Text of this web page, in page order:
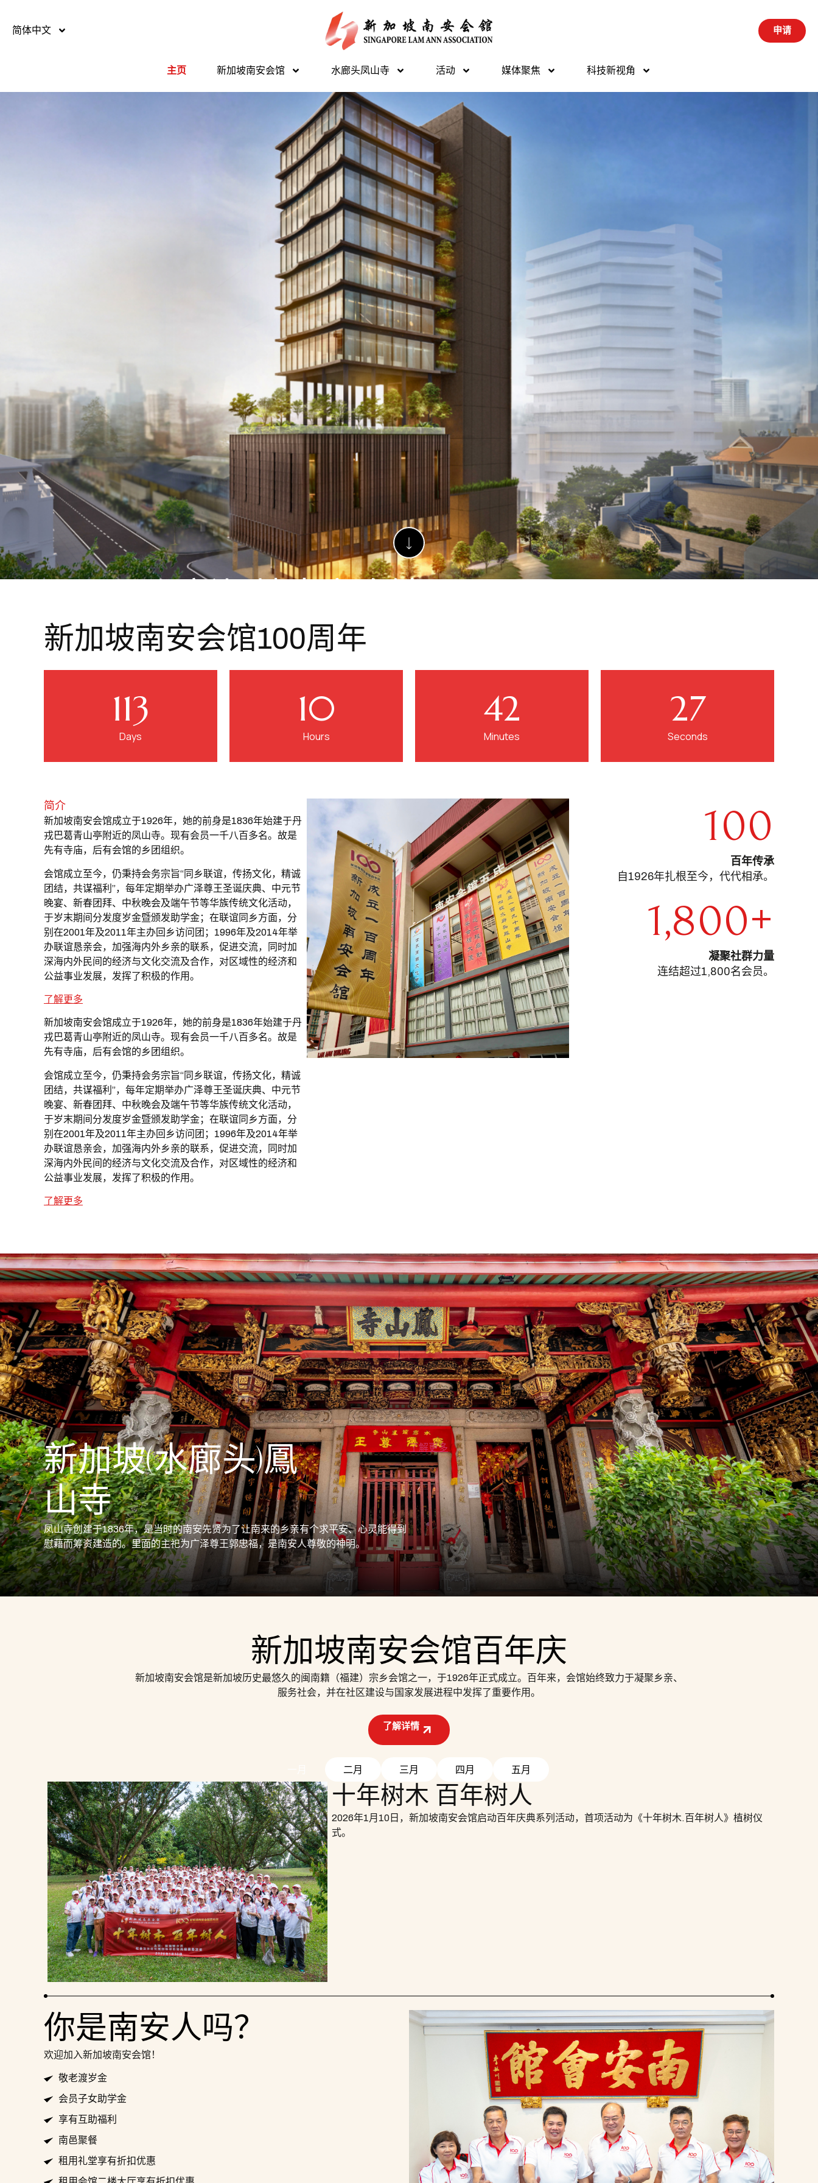
简体中文 申请
主页 新加坡南安会馆 水廊头凤山寺 活动 媒体聚焦 科技新视角
创立于1926年，南安会馆最初作为南安乡亲联谊聚会的场所，随后逐步发展成为传承文化、促进经济合作及推动社区发展的重
要平台。
新加坡南安会馆100周年
113
Days
10
Hours
42
Minutes
25
Seconds
简介
新加坡南安会馆成立于1926年，她的前身是1836年始建于丹
戎巴葛青山亭附近的凤山寺。现有会员一千八百多名。故是
先有寺庙，后有会馆的乡团组织。
会馆成立至今，仍秉持会务宗旨“同乡联谊，传扬文化，精诚
团结，共谋福利”，每年定期举办广泽尊王圣诞庆典、中元节
晚宴、新春团拜、中秋晚会及端午节等华族传统文化活动，
于岁末期间分发度岁金暨颁发助学金；在联谊同乡方面，分
别在2001年及2011年主办回乡访问团；1996年及2014年举
办联谊恳亲会，加强海内外乡亲的联系，促进交流，同时加
深海内外民间的经济与文化交流及合作，对区域性的经济和
公益事业发展，发挥了积极的作用。
了解更多
新加坡南安会馆成立于1926年，她的前身是1836年始建于丹
戎巴葛青山亭附近的凤山寺。现有会员一千八百多名。故是
先有寺庙，后有会馆的乡团组织。
会馆成立至今，仍秉持会务宗旨“同乡联谊，传扬文化，精诚
团结，共谋福利”，每年定期举办广泽尊王圣诞庆典、中元节
晚宴、新春团拜、中秋晚会及端午节等华族传统文化活动，
于岁末期间分发度岁金暨颁发助学金；在联谊同乡方面，分
别在2001年及2011年主办回乡访问团；1996年及2014年举
办联谊恳亲会，加强海内外乡亲的联系，促进交流，同时加
深海内外民间的经济与文化交流及合作，对区域性的经济和
公益事业发展，发挥了积极的作用。
了解更多
100
百年传承
自1926年扎根至今，代代相承。
1,800+
凝聚社群力量
连结超过1,800名会员。
新加坡(水廊头)鳳
山寺
凤山寺创建于1836年，是当时的南安先贤为了让南来的乡亲有个求平安、心灵能得到
慰藉而筹资建造的。里面的主祀为广泽尊王郭忠福，是南安人尊敬的神明。
了解更多
新加坡南安会馆百年庆
新加坡南安会馆是新加坡历史最悠久的闽南籍（福建）宗乡会馆之一，于1926年正式成立。百年来，会馆始终致力于凝聚乡亲、
服务社会，并在社区建设与国家发展进程中发挥了重要作用。
了解详情
二月 三月 四月 五月
十年树木 百年树人
2026年1月10日，新加坡南安会馆启动百年庆典系列活动，首项活动为《十年树木.百年树人》植树仪
式。
你是南安人吗？
欢迎加入新加坡南安会馆！
敬老渡岁金
会员子女助学金
享有互助福利
南邑聚餐
租用礼堂享有折扣优惠